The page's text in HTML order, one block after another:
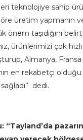
teknolojiye sahip
üretim yapmanın
önem taşıdığını
ürünlerimizi çok
Almanya,
en rekabetçi
dedi.
“Tayland’da